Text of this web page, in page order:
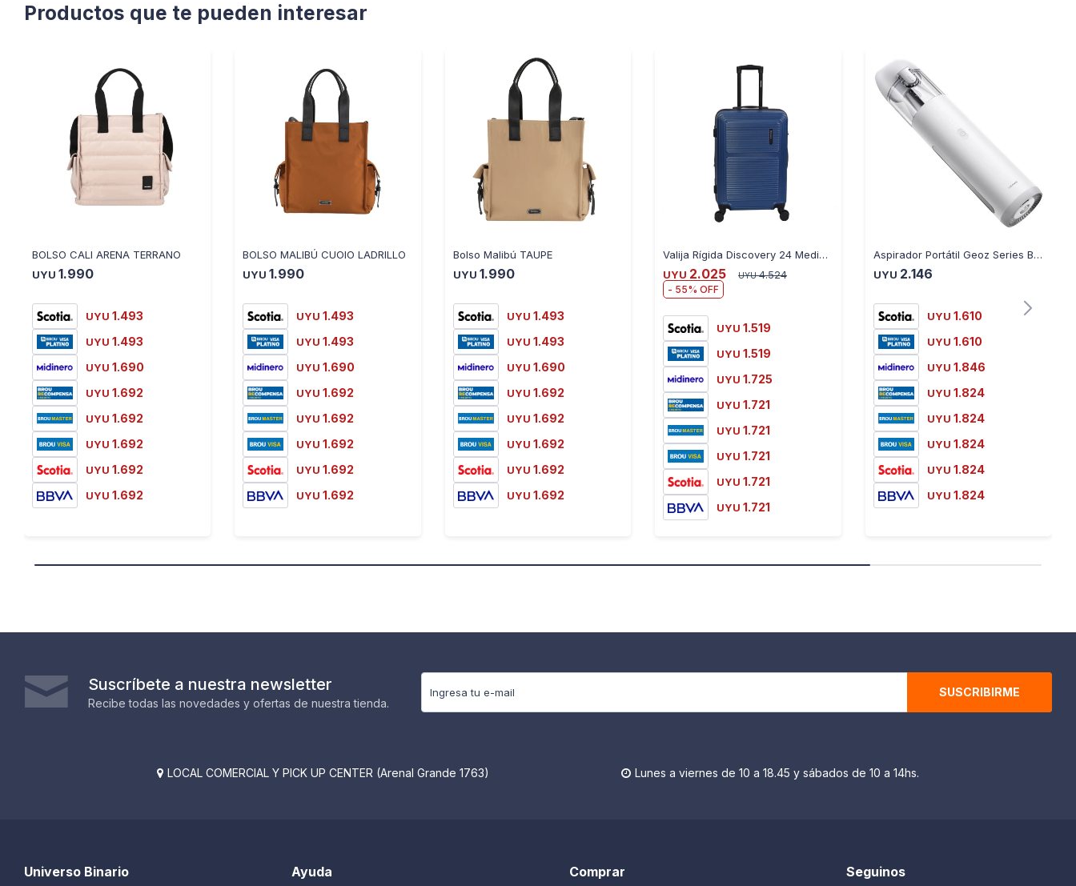
Productos que te pueden interesar
BOLSO CALI ARENA TERRANO
UYU 1.990
UYU 1.493
UYU 1.493
UYU 1.690
UYU 1.692
UYU 1.692
UYU 1.692
UYU 1.692
UYU 1.692
BOLSO MALIBÚ CUOIO LADRILLO
UYU 1.990
UYU 1.493
UYU 1.493
UYU 1.690
UYU 1.692
UYU 1.692
UYU 1.692
UYU 1.692
UYU 1.692
Bolso Malibú TAUPE
UYU 1.990
UYU 1.493
UYU 1.493
UYU 1.690
UYU 1.692
UYU 1.692
UYU 1.692
UYU 1.692
UYU 1.692
Valija Rígida Discovery 24 Mediana - AZUL
UYU 2.025 UYU 4.524
55
UYU 1.519
UYU 1.519
UYU 1.725
UYU 1.721
UYU 1.721
UYU 1.721
UYU 1.721
UYU 1.721
Aspirador Portátil Geoz Series Blanco - BLANCO
UYU 2.146
UYU 1.610
UYU 1.610
UYU 1.846
UYU 1.824
UYU 1.824
UYU 1.824
UYU 1.824
UYU 1.824
Suscríbete a nuestra newsletter
Recibe todas las novedades y ofertas de nuestra tienda.
SUSCRIBIRME
 LOCAL COMERCIAL Y PICK UP CENTER (Arenal Grande 1763)  Lunes a viernes de 10 a 18.45 y sábados de 10 a 14hs.
Ayuda
Universo Binario Comprar Seguinos